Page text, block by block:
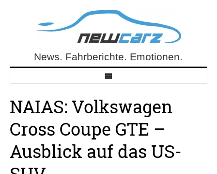
NewCarz.deNews. Fahrberichte. Emotionen.
NAIAS: Volkswagen
Cross Coupe GTE –
Ausblick auf das US-